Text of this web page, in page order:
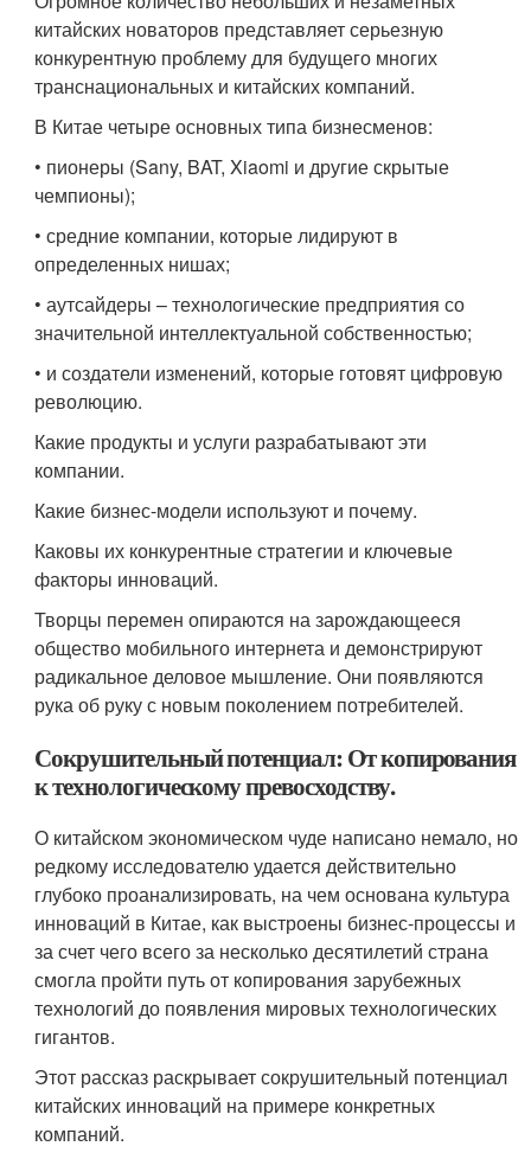
китайских новаторов представляет серьезную
конкурентную проблему для будущего многих
транснациональных и китайских компаний.
В Китае четыре основных типа бизнесменов:
• пионеры (Sany, BAT, Xiaomi и другие скрытые
чемпионы);
• средние компании, которые лидируют в
определенных нишах;
• аутсайдеры – технологические предприятия со
значительной интеллектуальной собственностью;
• и создатели изменений, которые готовят цифровую
революцию.
Какие продукты и услуги разрабатывают эти
компании.
Какие бизнес-модели используют и почему.
Каковы их конкурентные стратегии и ключевые
факторы инноваций.
Творцы перемен опираются на зарождающееся
общество мобильного интернета и демонстрируют
радикальное деловое мышление. Они появляются
рука об руку с новым поколением потребителей.
Сокрушительный потенциал: От копирования
к технологическому превосходству.
О китайском экономическом чуде написано немало, но
редкому исследователю удается действительно
глубоко проанализировать, на чем основана культура
инноваций в Китае, как выстроены бизнес-процессы и
за счет чего всего за несколько десятилетий страна
смогла пройти путь от копирования зарубежных
технологий до появления мировых технологических
гигантов.
Этот рассказ раскрывает сокрушительный потенциал
китайских инноваций на примере конкретных
компаний.